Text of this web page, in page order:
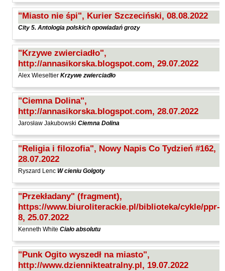
Żymła Marek
"Miasto nie śpi", Kurier Szczeciński, 08.08.2022
City 5. Antologia polskich opowiadań grozy
"Krzywe zwierciadło",
http://annasikorska.blogspot.com, 29.07.2022
Alex Wieseltier Krzywe zwierciadło
"Ciemna Dolina",
http://annasikorska.blogspot.com, 28.07.2022
Jarosław Jakubowski Ciemna Dolina
"Religia i filozofia", Nowy Napis Co Tydzień #162,
28.07.2022
Ryszard Lenc W cieniu Golgoty
"Przekładany" (fragment),
https://www.biuroliterackie.pl/biblioteka/cykle/ppr-
8, 25.07.2022
Kenneth White Ciało absolutu
"Punk Ogito wyszedł na miasto",
http://www.dziennikteatralny.pl, 19.07.2022